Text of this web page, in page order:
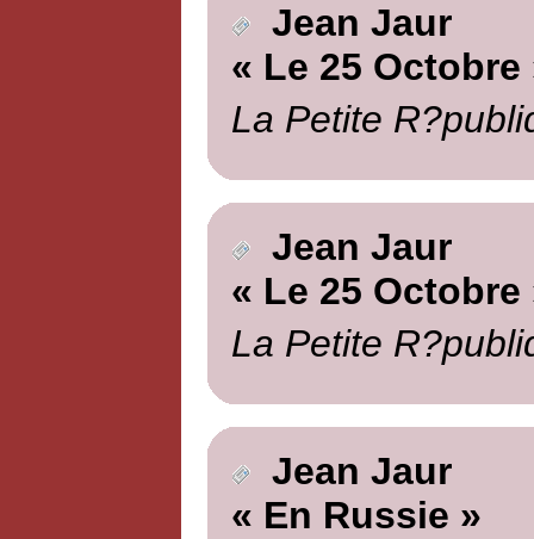
Jean Jaur
« Le 25 Octobre
La Petite
Jean Jaur
« Le 25 Octobre
La Petite
Jean Jaur
« En Russie »